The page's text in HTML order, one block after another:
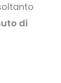
di